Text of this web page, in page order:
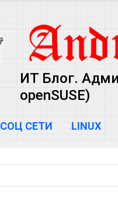
ИТ Блог.
openSUSE)
СОЦ СЕТИ LINUX